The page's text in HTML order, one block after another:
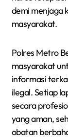
demi menjaga
masyarakat.
Polres Metro
masyarakat
informasi
ilegal. Setiap
secara
yang aman,
obatan